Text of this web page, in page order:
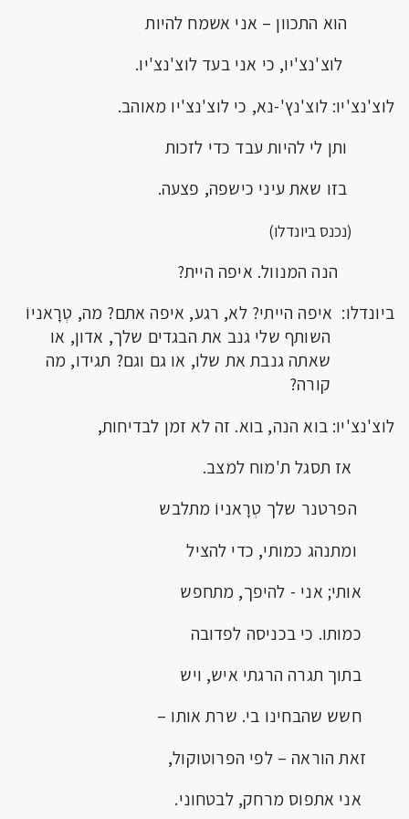
הוא התכוון – אני אשמח להיות
לוצ'נצ'יו, כי אני בעד לוצ'נצ'יו.
לוצ'נצ'יו: לוצ'נץ'-נא, כי לוצ'נצ'יו מאוהב.
ותן לי להיות עבד כדי לזכות
בזו שאת עיני כישפה, פצעה.
(נכנס ביונדלו)
הנה המנוול. איפה היית?
ביונדלו: איפה הייתי? לא, רגע, איפה אתם? מה, טְרָאניוֹ
השותף שלי גנב את הבגדים שלך, אדון, או
שאתה גנבת את שלו, או גם וגם? תגידו, מה
קורה?
לוצ'נצ'יו: בוא הנה, בוא. זה לא זמן לבדיחות,
אז תסגל ת'מוח למצב.
הפרטנר שלך טְרָאניוֹ מתלבש
ומתנהג כמותי, כדי להציל
אותי; אני - להיפך, מתחפש
כמותו. כי בכניסה לפדובה
בתוך תגרה הרגתי איש, ויש
חשש שהבחינו בי. שרת אותו –
זאת הוראה – לפי הפרוטוקול,
אני אתפוס מרחק, לבטחוני.